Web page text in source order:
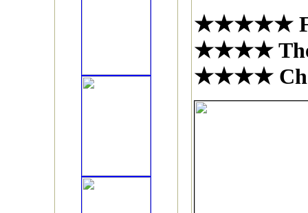
★★★★★
★★★★ The
★★★★